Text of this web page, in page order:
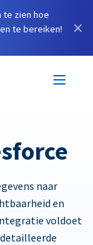
te zien hoe
te bereiken!
×
naar
en
voldoet